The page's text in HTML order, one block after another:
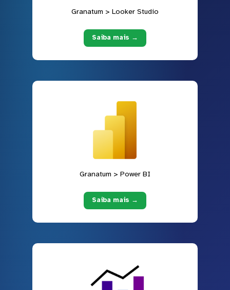
Granatum > Looker Studio
Saiba mais →
Granatum > Power BI
Saiba mais →